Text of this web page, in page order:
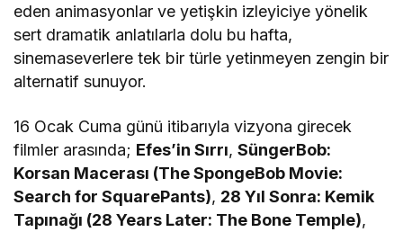
eden animasyonlar ve yetişkin izleyiciye yönelik
sert dramatik anlatılarla dolu bu hafta,
sinemaseverlere tek bir türle yetinmeyen zengin bir
alternatif sunuyor.
16 Ocak Cuma günü itibarıyla vizyona girecek
filmler arasında; Efes’in Sırrı,SüngerBob:
Korsan Macerası (The SpongeBob Movie:
Search for SquarePants), 28 Yıl Sonra: Kemik
Tapınağı (28 Years Later: The Bone Temple),